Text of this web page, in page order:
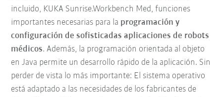
incluido, KUKA Sunrise.Workbench Med, funciones
importantes necesarias para la programación y
configuración de sofisticadas aplicaciones de robots
médicos. Además, la programación orientada al objeto
en Java permite un desarrollo rápido de la aplicación. Sin
perder de vista lo más importante: El sistema operativo
está adaptado a las necesidades de los fabricantes de